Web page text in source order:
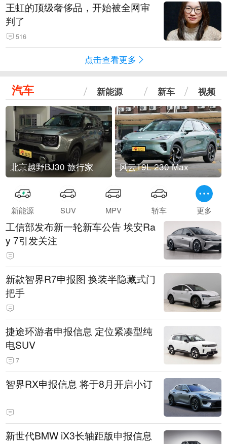
王虹的顶级奢侈品，开始被全网审
判了
516
点击查看更多
汽车 新能源 新车 视频
北京越野BJ30 旅行家 风云T9L 230 Max
新能源 SUV MPV 轿车 更多
工信部发布新一轮新车公告 埃安Ra
y 7引发关注
新款智界R7申报图 换装半隐藏式门
把手
捷途环游者申报信息 定位紧凑型纯
电SUV
7
智界RX申报信息 将于8月开启小订
新世代BMW iX3长轴距版申报信息